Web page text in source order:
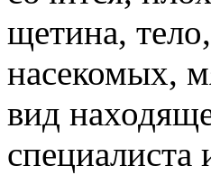
щетина,
насекомых,
вид